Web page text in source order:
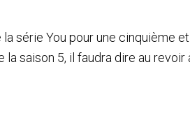
série You pour une cinquième
la saison 5, il faudra dire au